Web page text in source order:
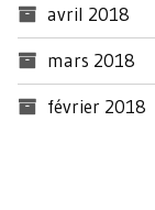
avril 2018
mars 2018
février 2018